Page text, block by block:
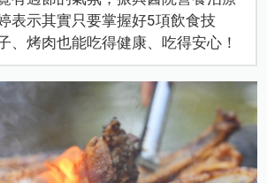
表示其實只要掌握好5項飲食技
、烤肉也能吃得健康、吃得安心！